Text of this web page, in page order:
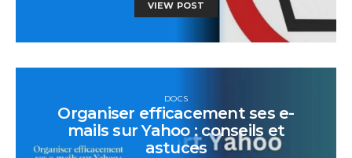
VIEW POST
DOCS
Organiser efficacement ses e-
mails sur Yahoo : conseils et
astuces